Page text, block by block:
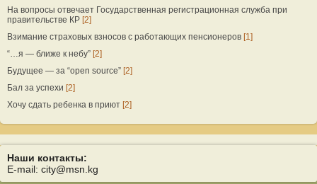
На вопросы отвечает Государственная регистрационная служба при
правительстве КР [2]
Взимание страховых взносов с работающих пенсионеров [1]
“…я — ближе к небу” [2]
Будущее — за “open source” [2]
Бал за успехи [2]
Хочу сдать ребенка в приют [2]
Наши контакты:
E-mail: city@msn.kg